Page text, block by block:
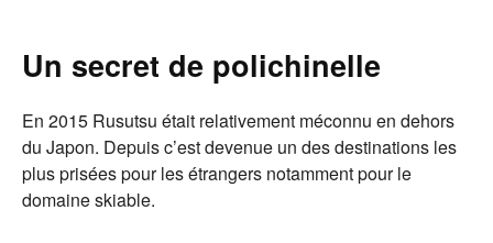
Un secret de polichinelle
En 2015 Rusutsu était relativement méconnu en dehors
du Japon. Depuis c’est devenue un des destinations les
plus prisées pour les étrangers notamment pour le
domaine skiable.